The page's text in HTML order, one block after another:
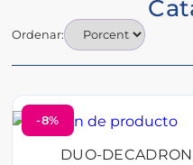
Ordenar:
-8%
DUO-